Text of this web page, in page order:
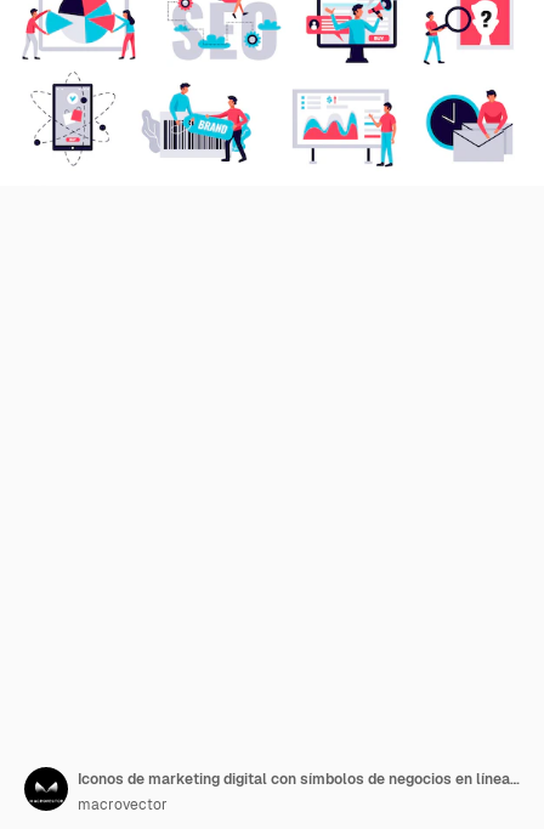
Iconos de marketing digital con símbolos de negocios en línea planos aislados
macrovector